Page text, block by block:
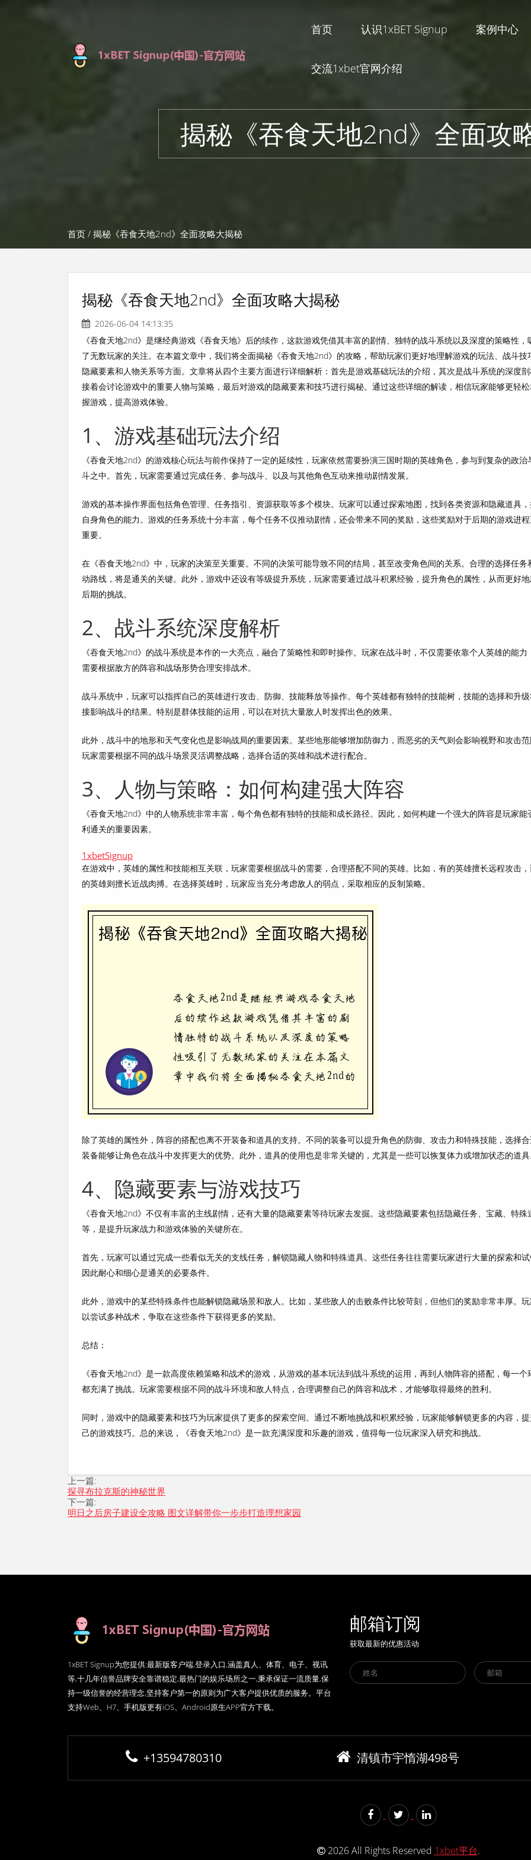
首页 认识1xBET Signup 案例中心
交流1xbet官网介绍
揭秘《吞食天地2nd》全面攻
首页 / 揭秘《吞食天地2nd》全面攻略大揭秘
揭秘《吞食天地2nd》全面攻略大揭秘
2026-06-04 14:13:35
《吞食天地2nd》是继经典游戏《吞食天地》后的续作，这款游戏凭借其丰富的剧情、独特的战斗系统以及深度的策略性，
了无数玩家的关注。在本篇文章中，我们将全面揭秘《吞食天地2nd》的攻略，帮助玩家们更好地理解游戏的玩法、战斗技
隐藏要素和人物关系等方面。文章将从四个主要方面进行详细解析：首先是游戏基础玩法的介绍，其次是战斗系统的深度剖
接着会讨论游戏中的重要人物与策略，最后对游戏的隐藏要素和技巧进行揭秘。通过这些详细的解读，相信玩家能够更轻
握游戏，提高游戏体验。
1、游戏基础玩法介绍
《吞食天地2nd》的游戏核心玩法与前作保持了一定的延续性，玩家依然需要扮演三国时期的英雄角色，参与到复杂的政治
斗之中。首先，玩家需要通过完成任务、参与战斗、以及与其他角色互动来推动剧情发展。
游戏的基本操作界面包括角色管理、任务指引、资源获取等多个模块。玩家可以通过探索地图，找到各类资源和隐藏道具
自身角色的能力。游戏的任务系统十分丰富，每个任务不仅推动剧情，还会带来不同的奖励，这些奖励对于后期的游戏进
重要。
在《吞食天地2nd》中，玩家的决策至关重要。不同的决策可能导致不同的结局，甚至改变角色间的关系。合理的选择任务
动路线，将是通关的关键。此外，游戏中还设有等级提升系统，玩家需要通过战斗积累经验，提升角色的属性，从而更好
后期的挑战。
2、战斗系统深度解析
《吞食天地2nd》的战斗系统是本作的一大亮点，融合了策略性和即时操作。玩家在战斗时，不仅需要依靠个人英雄的能力
需要根据敌方的阵容和战场形势合理安排战术。
战斗系统中，玩家可以指挥自己的英雄进行攻击、防御、技能释放等操作。每个英雄都有独特的技能树，技能的选择和升
接影响战斗的结果。特别是群体技能的运用，可以在对抗大量敌人时发挥出色的效果。
此外，战斗中的地形和天气变化也是影响战局的重要因素。某些地形能够增加防御力，而恶劣的天气则会影响视野和攻击范
玩家需要根据不同的战斗场景灵活调整战略，选择合适的英雄和战术进行配合。
3、人物与策略：如何构建强大阵容
《吞食天地2nd》中的人物系统非常丰富，每个角色都有独特的技能和成长路径。因此，如何构建一个强大的阵容是玩家能
利通关的重要因素。
1xbetSignup
在游戏中，英雄的属性和技能相互关联，玩家需要根据战斗的需要，合理搭配不同的英雄。比如，有的英雄擅长远程攻击
的英雄则擅长近战肉搏。在选择英雄时，玩家应当充分考虑敌人的弱点，采取相应的反制策略。
除了英雄的属性外，阵容的搭配也离不开装备和道具的支持。不同的装备可以提升角色的防御、攻击力和特殊技能，选择
装备能够让角色在战斗中发挥更大的优势。此外，道具的使用也是非常关键的，尤其是一些可以恢复体力或增加状态的道具
4、隐藏要素与游戏技巧
《吞食天地2nd》不仅有丰富的主线剧情，还有大量的隐藏要素等待玩家去发掘。这些隐藏要素包括隐藏任务、宝藏、特殊
等，是提升玩家战力和游戏体验的关键所在。
首先，玩家可以通过完成一些看似无关的支线任务，解锁隐藏人物和特殊道具。这些任务往往需要玩家进行大量的探索和试
因此耐心和细心是通关的必要条件。
此外，游戏中的某些特殊条件也能解锁隐藏场景和敌人。比如，某些敌人的击败条件比较苛刻，但他们的奖励非常丰厚。
以尝试多种战术，争取在这些条件下获得更多的奖励。
总结：
《吞食天地2nd》是一款高度依赖策略和战术的游戏，从游戏的基本玩法到战斗系统的运用，再到人物阵容的搭配，每一个
都充满了挑战。玩家需要根据不同的战斗环境和敌人特点，合理调整自己的阵容和战术，才能够取得最终的胜利。
同时，游戏中的隐藏要素和技巧为玩家提供了更多的探索空间。通过不断地挑战和积累经验，玩家能够解锁更多的内容，提
己的游戏技巧。总的来说，《吞食天地2nd》是一款充满深度和乐趣的游戏，值得每一位玩家深入研究和挑战。
上一篇:
探寻布拉克斯的神秘世界
下一篇:
明日之后房子建设全攻略 图文详解带你一步步打造理想家园
1xBET Signup为您提供:最新版客户端,登录入口,涵盖真人、体育、电子、视讯
等,十几年信誉品牌安全靠谱稳定,最热门的娱乐场所之一,秉承保证一流质量,保
持一级信誉的经营理念,坚持客户第一的原则为广大客户提供优质的服务。平台
支持Web、H7、手机版更有iOS、Android原生APP官方下载。
邮箱订阅
获取最新的优惠活动
+13594780310 清镇市宇惰湖498号
2026 All Rights Reserved 1xbet平台.